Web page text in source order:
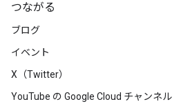
つながる
ブログ
イベント
X（Twitter）
YouTube の Google Cloud チャンネル